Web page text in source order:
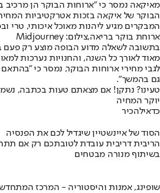
מאיקאה נמסר כי "ארוחות הבוקר הן מרכיב
הבוקר של איקאה בזכות אטרקטיביות
המבקרים מגיע ליהנות מאוכל איכותי, טרי
ארוחת בוקר בריאה,צילום: Midjourney
בתשובה לשאלה מדוע הבופה מוצע רק פעם
מאוד לאורך כל השנה, והחנויות נערכות למאות
לגבי מחירי ארוחות הבוקר, נמסר כי
גם בהמשך".
טעינו? נתקן! אם מצאתם טעות בכתבה,
יוקר המחיה
כדאילהכיר
הסוד של איינשטיין שיגדיל לכם את הפנסיה
הריבית דריבית עובדת לטובתכם רק אם
בשיתוף מנורה מבטחים
שופינג, אמנות והיסטוריה - המרכז